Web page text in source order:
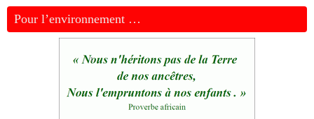
Pour l’environnement …